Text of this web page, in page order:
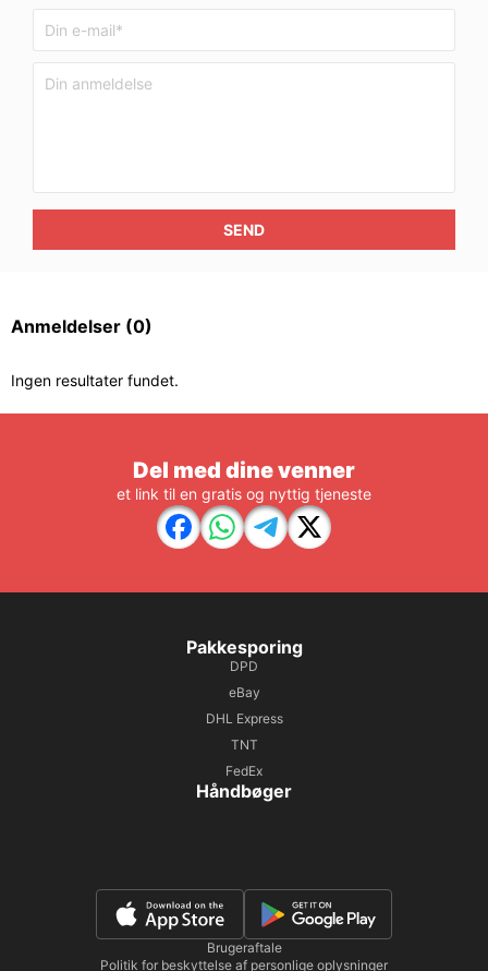
SEND
Anmeldelser (0)
Ingen resultater fundet.
Del med dine venner
et link til en gratis og nyttig tjeneste
Pakkesporing
DPD
eBay
DHL Express
TNT
FedEx
Håndbøger
Brugeraftale
Politik for beskyttelse af personlige oplysninger